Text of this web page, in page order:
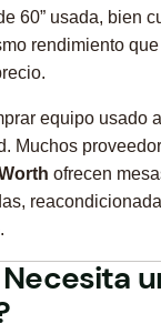
60” usada, bien
rendimiento
equipo usado
Muchos
ofrecen